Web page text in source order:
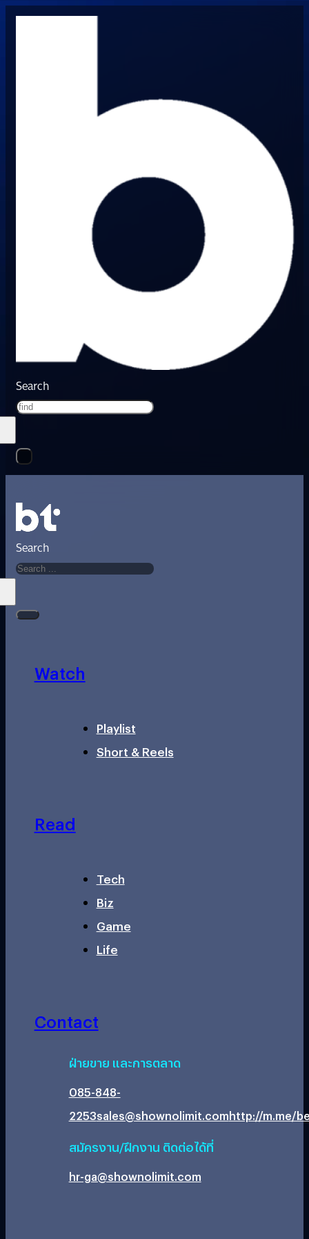
Search
Search
Watch
Playlist
Short & Reels
Read
Tech
Biz
Game
Life
Contact
ฝ่ายขาย และการตลาด
085-848-
2253sales@shownolimit.comhttp://m.me/
สมัครงาน/ฝึกงาน ติดต่อได้ที่
hr-ga@shownolimit.com